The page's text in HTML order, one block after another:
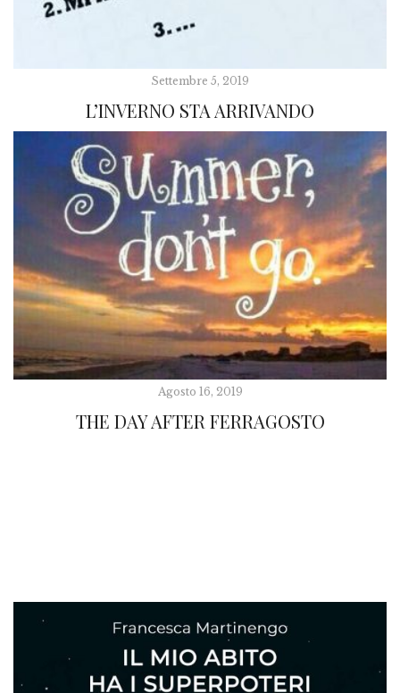
Settembre 5, 2019
L’INVERNO STA ARRIVANDO
Agosto 16, 2019
THE DAY AFTER FERRAGOSTO